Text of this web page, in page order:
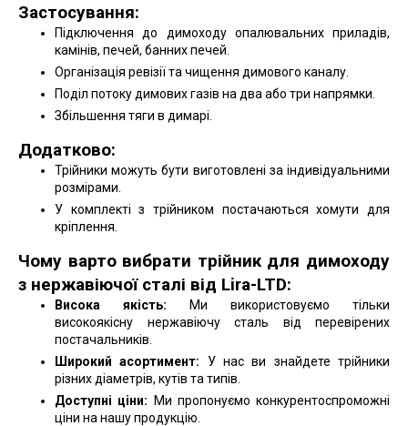
Застосування:
Підключення до димоходу опалювальних приладів,
камінів, печей, банних печей.
Організація ревізії та чищення димового каналу.
Поділ потоку димових газів на два або три напрямки.
Збільшення тяги в димарі.
Додатково:
Трійники можуть бути виготовлені за індивідуальними
розмірами.
У комплекті з трійником постачаються хомути для
кріплення.
Чому варто вибрати трійник для димоходу
з нержавіючої сталі від Lira-LTD:
Висока якість: Ми використовуємо тільки
високоякісну нержавіючу сталь від перевірених
постачальників.
Широкий асортимент: У нас ви знайдете трійники
різних діаметрів, кутів та типів.
Доступні ціни: Ми пропонуємо конкурентоспроможні
ціни на нашу продукцію.